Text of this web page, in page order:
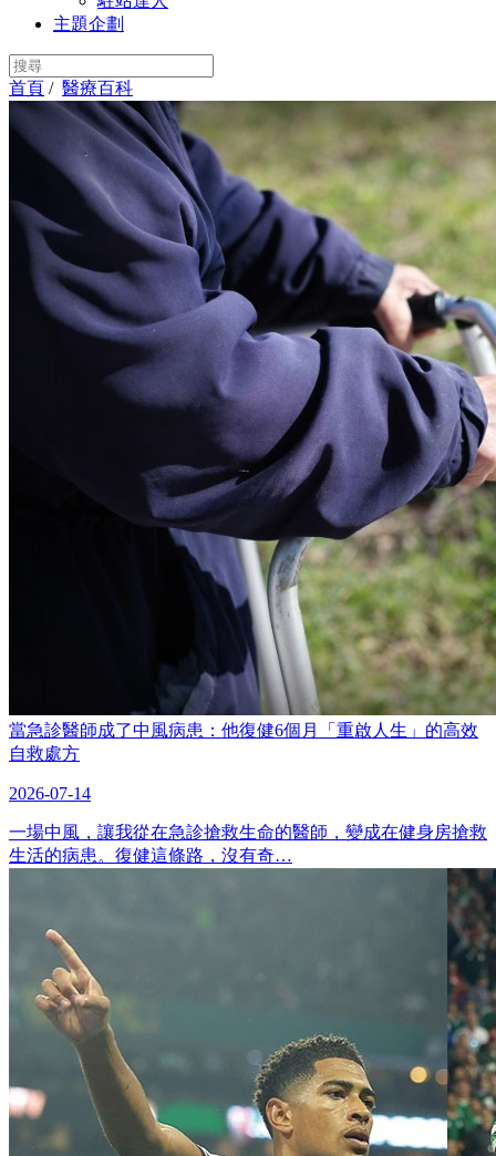
主題企劃
首頁 / 醫療百科
當急診醫師成了中風病患：他復健6個月「重啟人生」的高效
自救處方
2026-07-14
一場中風，讓我從在急診搶救生命的醫師，變成在健身房搶救
生活的病患。復健這條路，沒有奇…